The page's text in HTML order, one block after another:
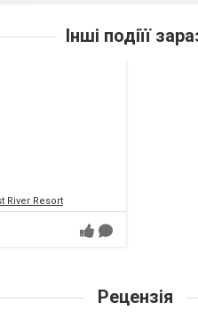
Інші подіїї
River Resort
Рецензія